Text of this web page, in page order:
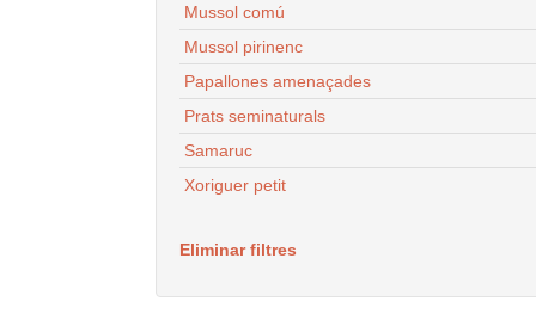
Mussol comú
Mussol pirinenc
Papallones amenaçades
Prats seminaturals
Samaruc
Xoriguer petit
Eliminar filtres